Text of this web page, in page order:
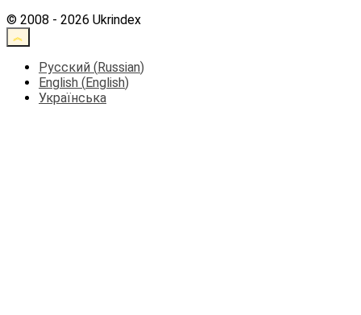
© 2008 - 2026 Ukrindex
Русский (Russian)
English (English)
Українська